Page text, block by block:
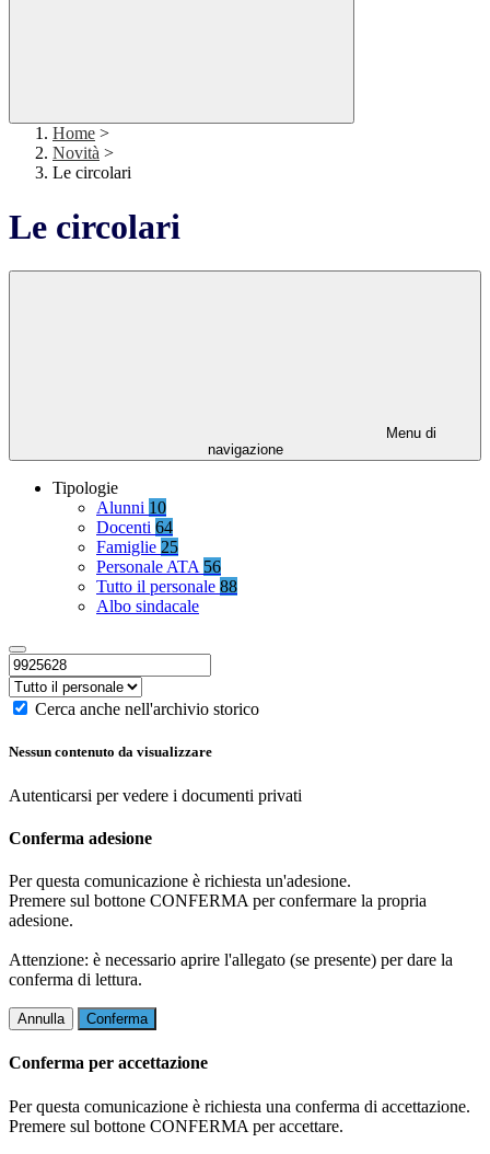
Home >
Novità >
Le circolari
Le circolari
Menu di
navigazione
Tipologie
Alunni 10
Docenti 64
Famiglie 25
Personale ATA 56
Tutto il personale 88
Albo sindacale
Cerca anche nell'archivio storico
Nessun contenuto da visualizzare
Autenticarsi per vedere i documenti privati
Conferma adesione
Per questa comunicazione è richiesta un'adesione.
Premere sul bottone CONFERMA per confermare la propria
adesione.
Attenzione: è necessario aprire l'allegato (se presente) per dare la
conferma di lettura.
Annulla Conferma
Conferma per accettazione
Per questa comunicazione è richiesta una conferma di accettazione.
Premere sul bottone CONFERMA per accettare.